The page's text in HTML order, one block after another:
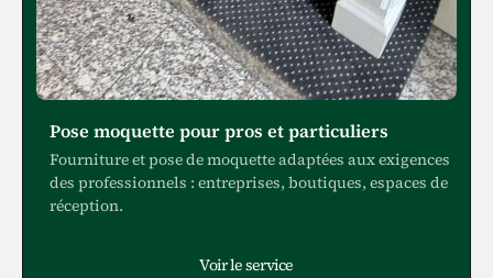
Pose moquette pour pros et particuliers
Fourniture et pose de moquette adaptées aux exigences
des professionnels : entreprises, boutiques, espaces de
réception.
Voir le service